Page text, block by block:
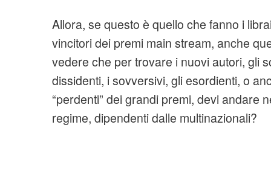
Allora, se questo è quello che fanno i
vincitori dei premi main stream, anche
vedere che per trovare i nuovi autori, gli
dissidenti, i sovversivi, gli esordienti, o
“perdenti” dei grandi premi, devi andare
regime, dipendenti dalle multinazionali?